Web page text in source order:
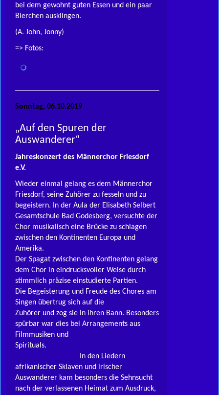
bei dem gewohnt guten Essen und ein paar
Bierchen ausklingen.
(A. John, Jonny)
=> Fotos:
Sonntag, 06.10.2019
„Auf den Spuren der
Auswanderer“
Jahreskonzert des Männerchor Friesdorf
e.V.
Wieder einmal gelang es dem Männerchor
Friesdorf, seine Zuhörer zu fesseln und zu
begeistern. In der Aula der Elisabeth Selbert
Gesamtschule Bad Godesberg, versuchte der
Chor musikalisch eine Brücke zu schlagen
zwischen den Kontinenten Europa und
Amerika.
Der Spagat zwischen den Kontinenten gelang
dem Chor in eindrucksvoller Weise durch
stimmlich präzise einstudierte Partien.
Die Begeisterung und Freude des Chores am
Singen übertrug sich auf die
Zuhörer und zog sie in ihren Bann. Besonders
spürbar war dies bei Arrangements aus
Filmmusiken und
In den Liedern
afrikanischer Sklaven und irischer
Auswanderer kam besonders die Sehnsucht
nach der verlassenen Heimat zum Ausdruck,